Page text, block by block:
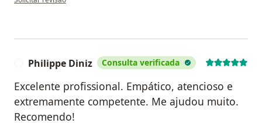
Philippe Diniz Consulta verificada
Excelente profissional. Empático, atencioso e
extremamente competente. Me ajudou muito.
Recomendo!